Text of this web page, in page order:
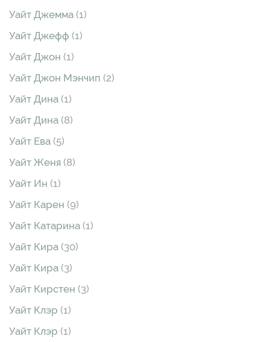
Уайт Джемма (1)
Уайт Джефф (1)
Уайт Джон (1)
Уайт Джон Мэнчип (2)
Уайт Дина (1)
Уайт Дина (8)
Уайт Ева (5)
Уайт Женя (8)
Уайт Ин (1)
Уайт Карен (9)
Уайт Катарина (1)
Уайт Кира (30)
Уайт Кира (3)
Уайт Кирстен (3)
Уайт Клэр (1)
Уайт Клэр (1)